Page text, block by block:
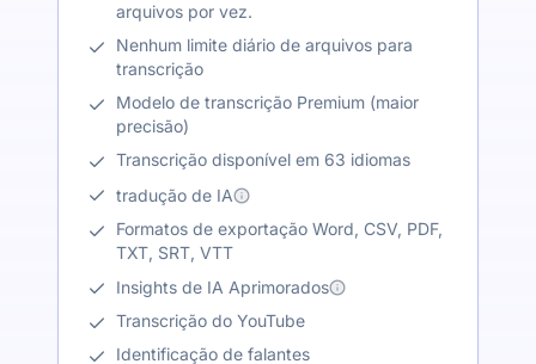
arquivos por vez.
Nenhum limite diário de arquivos para
transcrição
Modelo de transcrição Premium (maior
precisão)
Transcrição disponível em 63 idiomas
tradução de IA
Formatos de exportação Word, CSV, PDF,
TXT, SRT, VTT
Insights de IA Aprimorados
Transcrição do YouTube
Identificação de falantes